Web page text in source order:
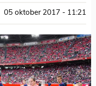
05 oktober 2017 - 11:21